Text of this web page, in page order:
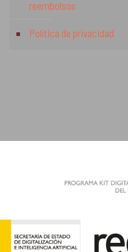
reembolsos
Política de privacidad